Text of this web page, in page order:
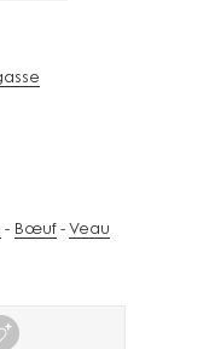
Bœuf Veau